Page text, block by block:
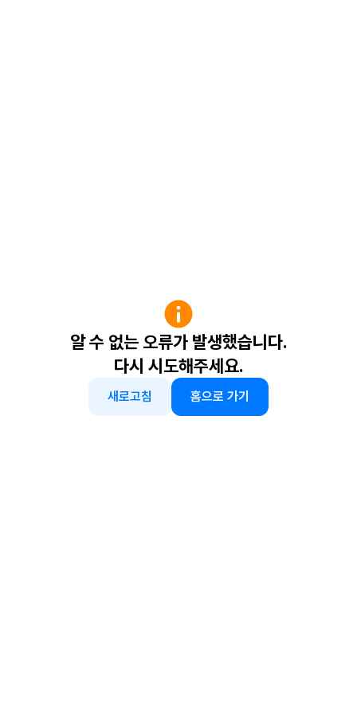
알 수 없는 오류가 발생했습니다.
다시 시도해주세요.
새로고침 홈으로 가기